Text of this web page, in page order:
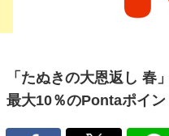
「たぬきの大恩返し 春
最大10％のPontaポイ